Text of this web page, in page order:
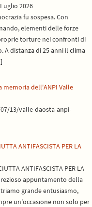
2026
fu sospesa. Con
elementi delle forze
torture nei confronti di
A distanza di 25 anni il clima
dell'ANPI Valle
13/valle-daosta-anpi-
ANTIFASCISTA PER LA
ANTIFASCISTA PER LA
appuntamento della
grande entusiasmo,
un'occasione non solo per